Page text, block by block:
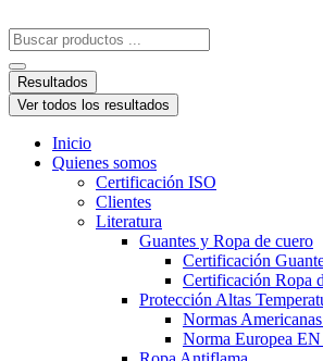
Resultados
Ver todos los resultados
Inicio
Quienes somos
Certificación ISO
Clientes
Literatura
Guantes y Ropa de cuero
Certificación
Certificación Ropa
Protección Altas
Normas
Norma Europea